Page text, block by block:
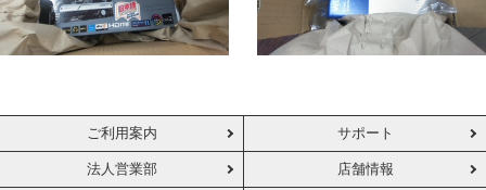
ご利用案内 サポート
法人営業部 店舗情報